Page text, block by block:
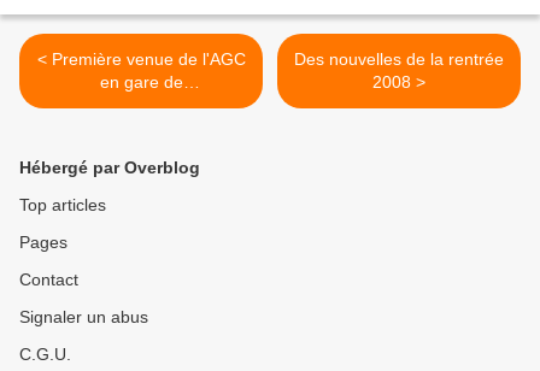
< Première venue de l'AGC
en gare de
Châteauneuf/Loire
Des nouvelles de la rentrée
2008 >
Hébergé par Overblog
Top articles
Pages
Contact
Signaler un abus
C.G.U.